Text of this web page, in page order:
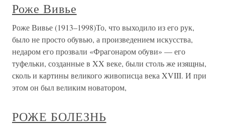
Роже Вивье
Роже Вивье (1913–1998)То, что выходило из его рук,
было не просто обувью, а произведением искусства,
недаром его прозвали «Фрагонаром обуви» — его
туфельки, созданные в XX веке, были столь же изящны,
сколь и картины великого живописца века XVIII. И при
этом он был великим новатором,
РОЖЕ БОЛЕЗНЬ